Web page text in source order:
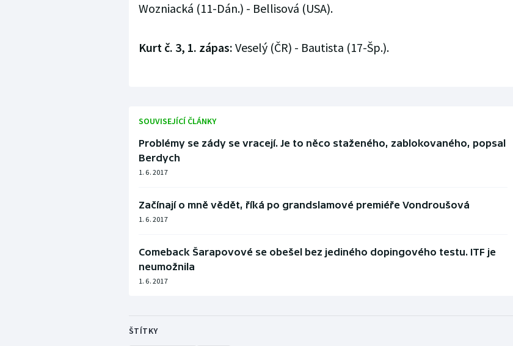
Wozniacká (11-Dán.) - Bellisová (USA).
Kurt č. 3, 1. zápas: Veselý (ČR) - Bautista (17-Šp.).
SOUVISEJÍCÍ ČLÁNKY
Problémy se zády se vracejí. Je to něco staženého, zablokovaného, popsal
Berdych
1. 6. 2017
Začínají o mně vědět, říká po grandslamové premiéře Vondroušová
1. 6. 2017
Comeback Šarapovové se obešel bez jediného dopingového testu. ITF je
neumožnila
1. 6. 2017
ŠTÍTKY